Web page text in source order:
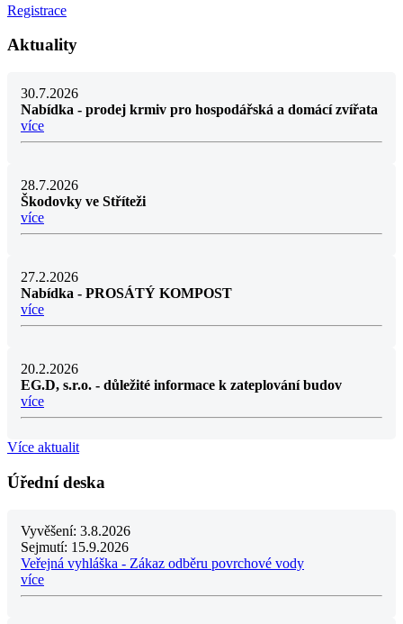
Registrace
Aktuality
30.7.2026
Nabídka - prodej krmiv pro hospodářská a domácí zvířata
více
28.7.2026
Škodovky ve Stříteži
více
27.2.2026
Nabídka - PROSÁTÝ KOMPOST
více
20.2.2026
EG.D, s.r.o. - důležité informace k zateplování budov
více
Více aktualit
Úřední deska
Vyvěšení: 3.8.2026
Sejmutí: 15.9.2026
Veřejná vyhláška - Zákaz odběru povrchové vody
více